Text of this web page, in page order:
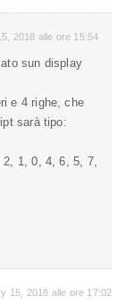
2018 alle ore 15:54
sun display
e 4 righe, che
sarà tipo:
2, 1, 0, 4, 6, 5, 7,
15, 2018 alle ore 17:02